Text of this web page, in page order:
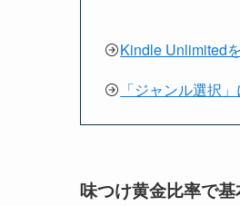
Kindle Unlimited
「ジャンル選択
味つけ黄金比率で